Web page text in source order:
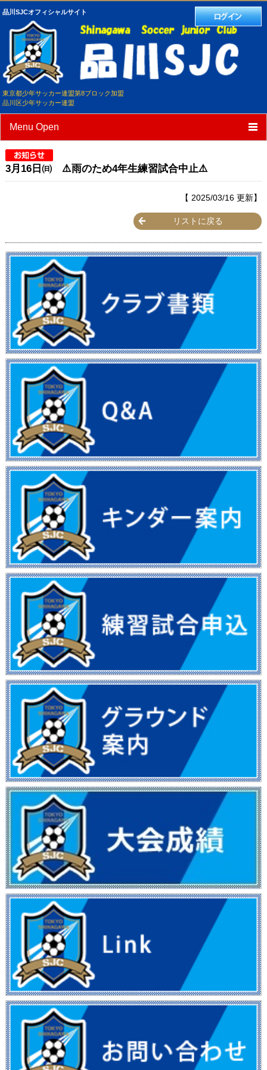
品川SJCオフィシャルサイト
東京都少年サッカー連盟第8ブロック加盟
品川区少年サッカー連盟
Menu Open
クラブ紹介
スケジュール
練習試合予定
OBの進路
3月16日㈰ ⚠️雨のため4年生練習試合中止⚠️
【 2025/03/16 更新】
リストに戻る